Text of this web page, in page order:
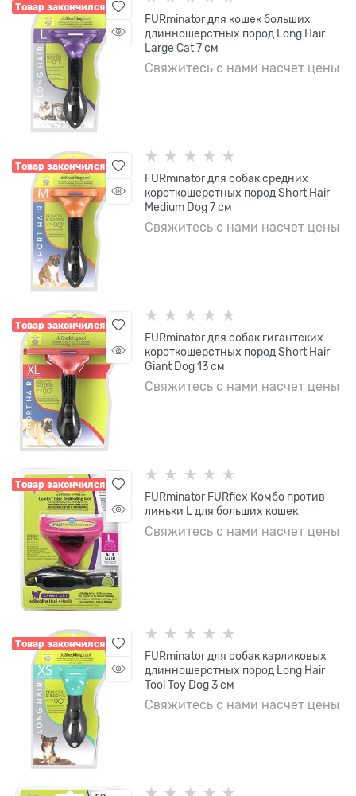
Товар закончился
FURminator для кошек больших
длинношерстных пород Long Hair
Large Cat 7 см
Свяжитесь с нами насчет цены
Товар закончился
FURminator для собак средних
короткошерстных пород Short Hair
Medium Dog 7 см
Свяжитесь с нами насчет цены
Товар закончился
FURminator для собак гигантских
короткошерстных пород Short Hair
Giant Dog 13 см
Свяжитесь с нами насчет цены
Товар закончился
FURminator FURflex Комбо против
линьки L для больших кошек
Свяжитесь с нами насчет цены
Товар закончился
FURminator для собак карликовых
длинношерстных пород Long Hair
Tool Toy Dog 3 см
Свяжитесь с нами насчет цены